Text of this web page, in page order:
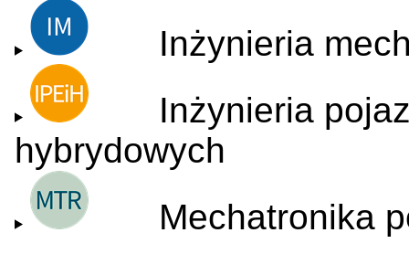
Inżynieria
Inżynieria
hybrydowych
Mechatronika